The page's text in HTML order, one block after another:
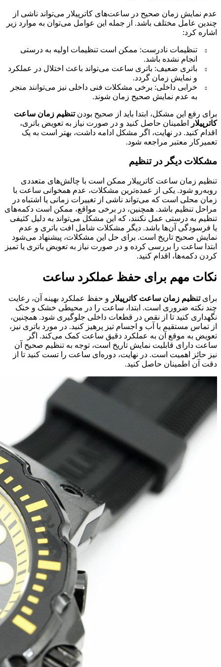
عدم نمایش زمان صحیح در ساعت‌های کاترپیلار می‌تواند ناشی از
چندین عامل مختلف باشد. از جمله این عوامل می‌توان به موارد زیر
اشاره کرد:
تنظیمات نادرست: ممکن است تنظیمات اولیه به درستی
انجام نشده باشد.
باتری ضعیف: باتری ساعت می‌تواند باعث اختلال در عملکرد
و نمایش زمان گردد.
خرابی داخلی: برخی مشکلات فنی داخلی نیز می‌توانند منجر
به عدم نمایش صحیح زمان شوند.
برای رفع این مشکل، ابتدا باید از صحیح بودنتنظیم زمان ساعت
کاترپیلار
اطمینان حاصل کنید و در صورت نیاز به تعویض باتری،
اقدام کنید. در نهایت، اگر مشکل ادامه داشت، بهتر است به یک
تعمیرکار معتبر مراجعه شود.
مشکلات دیگر در تنظیم
تنظیم زمان ساعت کاترپیلار ممکن است با چالش‌های متعددی
روبه‌رو شود. یکی از عمده‌ترین مشکلات، عدم همخوانی ساعت با
زمان محلی است که می‌تواند ناشی از تغییرات زمانی یا اشتباه در
مراحل تنظیم باشد. همچنین، در برخی مواقع، ممکن است دکمه‌های
تنظیم به درستی عمل نکنند، که این مشکل می‌تواند به دلیل کثیفی
یا فرسودگی آن‌ها باشد. دیگر مشکلات شامل افت باتری و عدم
نمایش صحیح تاریخ است. برای حل این مشکلات، پیشنهاد می‌شود
ابتدا ساعت را بررسی کرده و در صورت نیاز به تعویض باتری یا تمیز
کردن دکمه‌ها، اقدام کنید.
نکات مهم برای حفظ عملکرد ساعت
برایتنظیم زمان ساعت کاترپیلار و حفظ عملکرد بهینه آن، رعایت
چند نکته ضروری است. ابتدا، ساعت را در محیطی خشک و خنک
نگهداری کنید تا از نقص در قطعات داخلی جلوگیری شود. همچنین،
از تماس مستقیم با آب و اجسام تیز پرهیز کنید. در مورد باتری نیز،
تعویض به موقع آن به عملکرد دقیق ساعت کمک می‌کند. اگر
ساعت دارای قابلیت نمایش تاریخ است، توجه به تنظیم صحیح آن
نیز حائز اهمیت است. در نهایت، دوره‌ای ساعت را تست کنید تا از
دقت آن اطمینان حاصل کنید.